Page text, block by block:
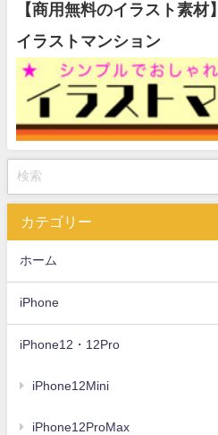
【商用無料のイラスト素材】
イラストマンション
カテゴリー
ホーム
iPhone
iPhone12・12Pro
iPhone12Mini
iPhone12ProMax